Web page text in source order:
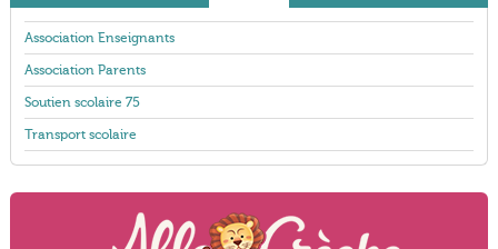
Association Enseignants
Association Parents
Soutien scolaire 75
Transport scolaire